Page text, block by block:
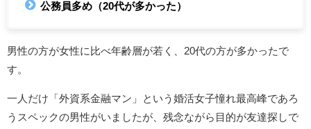
公務員多め（20代が多かった）
男性の方が女性に比べ年齢層が若く、20代の方が多かったで
す。
一人だけ「外資系金融マン」という婚活女子憧れ最高峰であろ
うスペックの男性がいましたが、残念ながら目的が友達探しで